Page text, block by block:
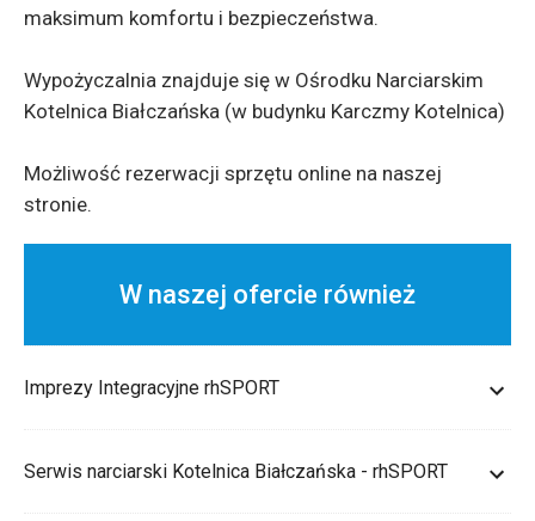
maksimum komfortu i bezpieczeństwa.
Wypożyczalnia znajduje się w Ośrodku Narciarskim
Kotelnica Białczańska (w budynku Karczmy Kotelnica)
Możliwość rezerwacji sprzętu online na naszej
stronie.
W naszej ofercie również
Imprezy Integracyjne rhSPORT
Serwis narciarski Kotelnica Białczańska - rhSPORT